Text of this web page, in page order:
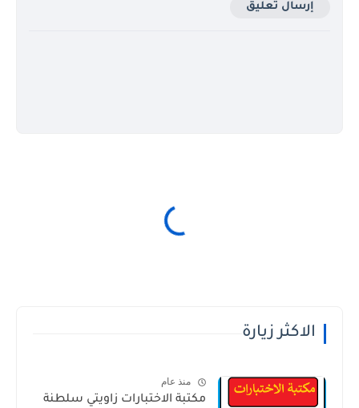
إرسال تعليق
الاكثر زيارة
منذ عام
مكتبة الاختبارات زاويتي سلطنة